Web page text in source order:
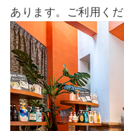
あります。ご利用くだ